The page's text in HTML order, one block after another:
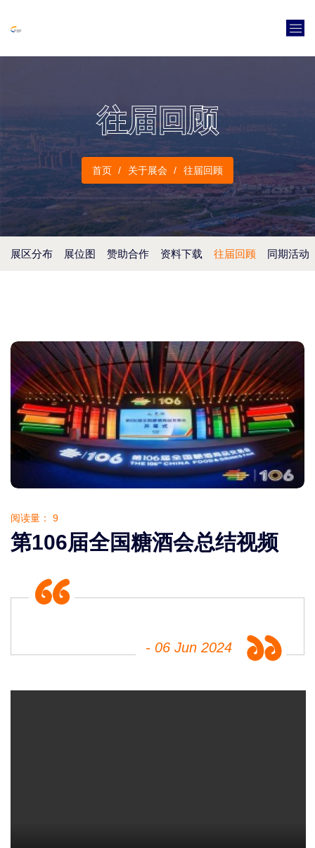
往届回顾
首页 关于展会 往届回顾
展区分布 展位图 赞助合作 资料下载 往届回顾 同期活动
阅读量： 9
第106届全国糖酒会总结视频
- 06 Jun 2024